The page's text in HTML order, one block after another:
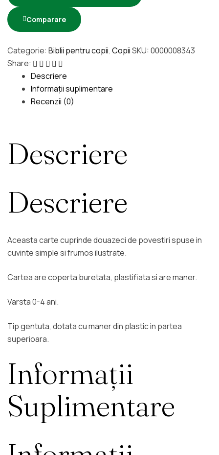
Comparare
Categorie: Biblii pentru copii, CopiiSKU:0000008343
Share:
Descriere
Informații suplimentare
Recenzii (0)
Descriere
Descriere
Aceasta carte cuprinde douazeci de povestiri spuse in
cuvinte simple si frumos ilustrate.
Cartea are coperta buretata, plastifiata si are maner.
Varsta 0-4 ani.
Tip gentuta, dotata cu maner din plastic in partea
superioara.
Informații
Suplimentare